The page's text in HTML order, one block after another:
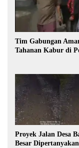
Tim Gabungan
Tahanan Kabur di
Proyek Jalan Desa
Besar